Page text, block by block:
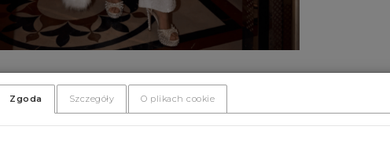
Zgoda Szczegóły O plikach cookie